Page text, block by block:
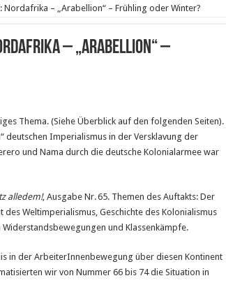
Nordafrika – „Arabellion“ – Frühling oder Winter?
– „Arabellion“ –
Thema. (Siehe Überblick auf den folgenden Seiten).
deutschen Imperialismus in der Versklavung der
und Nama durch die deutsche Kolonialarmee war
alledem!, Ausgabe Nr. 65. Themen des Auftakts: Der
Weltimperialismus, Geschichte des Kolonialismus
und Klassenkämpfe.
in der ArbeiterInnenbewegung über diesen Kontinent
wir von Nummer 66 bis 74 die Situation in